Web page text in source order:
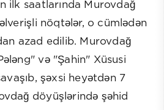
ilk saatlarında Murovdağ
nöqtələr, o cümlədən
azad edilib. Murovdağ
və "Şahin" Xüsusi
şəxsi heyətdən 7
döyüşlərində şəhid